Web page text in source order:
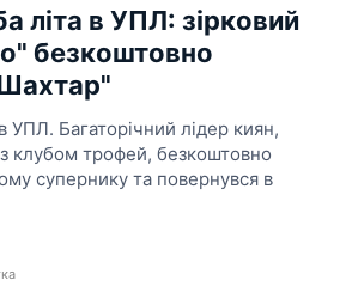
літа в УПЛ: зірковий
безкоштовно
УПЛ. Багаторічний лідер киян,
клубом трофей, безкоштовно
супернику та повернувся в